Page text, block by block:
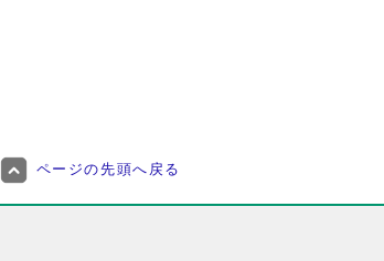
ページの先頭へ戻る